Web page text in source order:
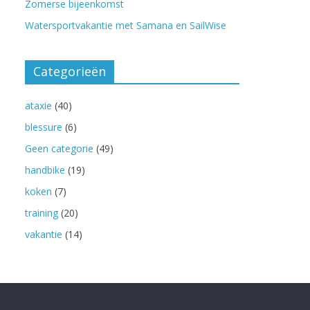
Zomerse bijeenkomst
Watersportvakantie met Samana en SailWise
Categorieën
ataxie (40)
blessure (6)
Geen categorie (49)
handbike (19)
koken (7)
training (20)
vakantie (14)